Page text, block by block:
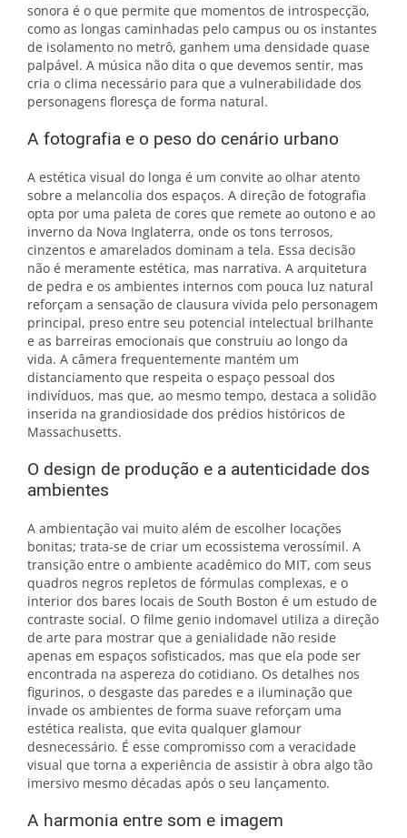
sonora é o que permite que momentos de introspecção,
como as longas caminhadas pelo campus ou os instantes
de isolamento no metrô, ganhem uma densidade quase
palpável. A música não dita o que devemos sentir, mas
cria o clima necessário para que a vulnerabilidade dos
personagens floresça de forma natural.
A fotografia e o peso do cenário urbano
A estética visual do longa é um convite ao olhar atento
sobre a melancolia dos espaços. A direção de fotografia
opta por uma paleta de cores que remete ao outono e ao
inverno da Nova Inglaterra, onde os tons terrosos,
cinzentos e amarelados dominam a tela. Essa decisão
não é meramente estética, mas narrativa. A arquitetura
de pedra e os ambientes internos com pouca luz natural
reforçam a sensação de clausura vivida pelo personagem
principal, preso entre seu potencial intelectual brilhante
e as barreiras emocionais que construiu ao longo da
vida. A câmera frequentemente mantém um
distanciamento que respeita o espaço pessoal dos
indivíduos, mas que, ao mesmo tempo, destaca a solidão
inserida na grandiosidade dos prédios históricos de
Massachusetts.
O design de produção e a autenticidade dos
ambientes
A ambientação vai muito além de escolher locações
bonitas; trata-se de criar um ecossistema verossímil. A
transição entre o ambiente acadêmico do MIT, com seus
quadros negros repletos de fórmulas complexas, e o
interior dos bares locais de South Boston é um estudo de
contraste social. O filme genio indomavel utiliza a direção
de arte para mostrar que a genialidade não reside
apenas em espaços sofisticados, mas que ela pode ser
encontrada na aspereza do cotidiano. Os detalhes nos
figurinos, o desgaste das paredes e a iluminação que
invade os ambientes de forma suave reforçam uma
estética realista, que evita qualquer glamour
desnecessário. É esse compromisso com a veracidade
visual que torna a experiência de assistir à obra algo tão
imersivo mesmo décadas após o seu lançamento.
A harmonia entre som e imagem